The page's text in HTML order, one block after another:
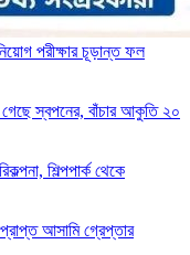
পরীক্ষার চূড়ান্ত ফল
গেছে স্বপনের, বাঁচার আকুতি ২০
শিল্পপার্ক থেকে
আসামি গ্রেপ্তার